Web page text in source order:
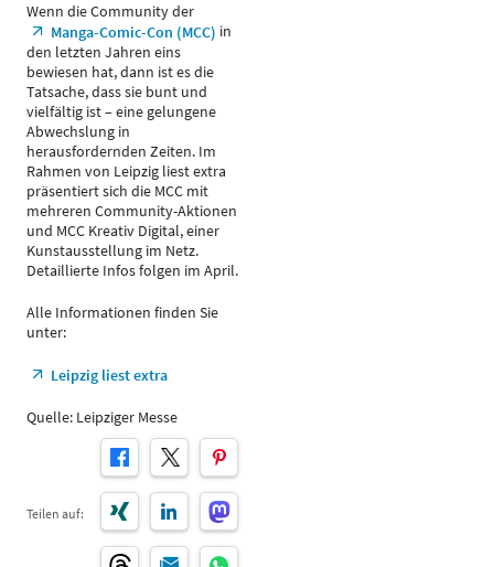
Wenn die Community der
Manga-Comic-Con (MCC) in
den letzten Jahren eins
bewiesen hat, dann ist es die
Tatsache, dass sie bunt und
vielfältig ist – eine gelungene
Abwechslung in
herausfordernden Zeiten. Im
Rahmen von Leipzig liest extra
präsentiert sich die MCC mit
mehreren Community-Aktionen
und MCC Kreativ Digital, einer
Kunstausstellung im Netz.
Detaillierte Infos folgen im April.
Alle Informationen finden Sie
unter:
Leipzig liest extra
Quelle: Leipziger Messe
Teilen auf: